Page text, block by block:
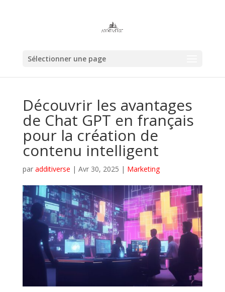
Sélectionner une page
Découvrir les avantages
de Chat GPT en français
pour la création de
contenu intelligent
par additiverse | Avr 30, 2025 | Marketing